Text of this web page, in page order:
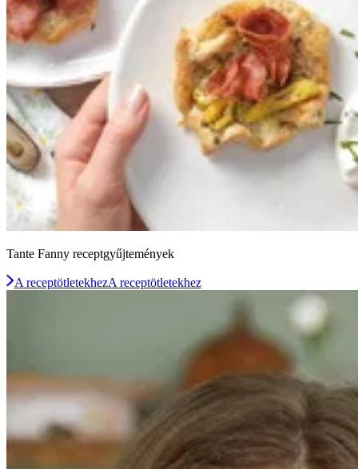
Tante Fanny receptgyűjtemények
A receptötletekhezA receptötletekhez